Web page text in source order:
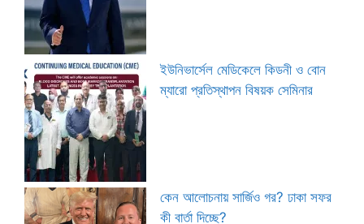
ইউনিভার্সেল মেডিকেলে কিডনী ও বোন
ম্যারো প্রতিস্থাপন বিষয়ক সেমিনার
কেন আলোচনায় সার্জিও গর? ঢাকা সফর
কী বার্তা দিচ্ছে?